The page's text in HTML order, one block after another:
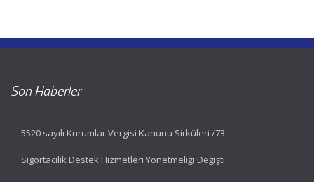
Son Haberler
5520 sayılı Kurumlar Vergisi Kanunu Sirküleri /73
Sigortacılık Destek Hizmetleri Yönetmeliği Değişti